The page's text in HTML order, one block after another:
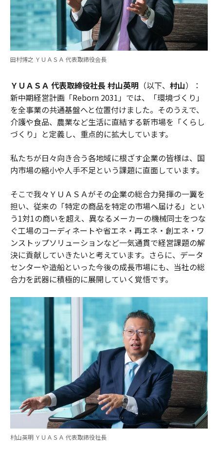
田村博之 ＹＵＡＳＡ 代表取締役会長
ＹＵＡＳＡ 代表取締役社長 村山英明（以下、 村山）：
新中期経営計画「Reborn 2031」では、「環境づくり」
を全事業の共通基盤へと位置付けました。そのうえで、
介護や食品、農業など生活に直結する新市場を「くらし
づくり」と定義し、重点的に拡大しています。
私たちが日々向き合う各地域に根ざす企業の皆様は、国
内市場の縮小や人手不足という課題に直面しています。
そこで我々ＹＵＡＳＡがその企業の総合力発揮の一翼を
担い、従来の「特定の商品を特定の市場へ届ける」とい
う1対1の商いを超え、異なるメーカーの機械同士をつな
ぐ工場のコーディネートや省エネ・再エネ・創エネ・ワ
ンストップソリューションなど一気通貫で経営課題の解
決に貢献していきたいと考えています。さらに、データ
センターや造船といった今後の成長市場にも、当社の総
合力を武器に積極的に展開していく覚悟です。
村山英明 ＹＵＡＳＡ 代表取締役社長